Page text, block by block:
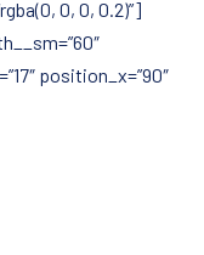
0, 0, 0.2)”]
position_x=”90″